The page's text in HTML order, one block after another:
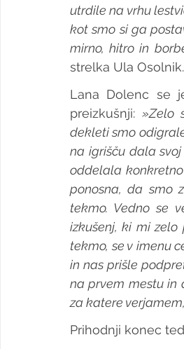
utrdile na vrhu
kot smo si ga
mirno, hitro in
strelka Ula Osolnik.
Lana Dolenc se
preizkušnji: »Zelo
dekleti smo
na igrišču dala
oddelala
ponosna, da smo
tekmo. Vedno se
izkušenj, ki mi zelo
tekmo, se v imenu
in nas prišle
na prvem mestu in
za katere
Prihodnji konec